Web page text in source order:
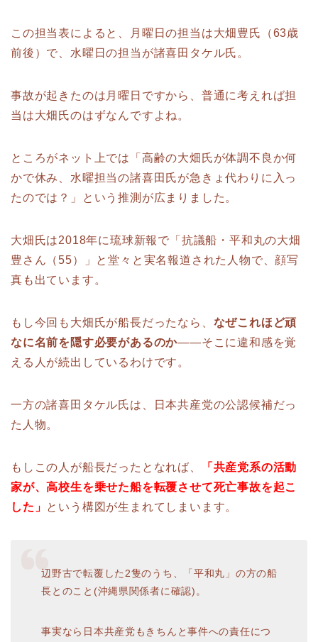
この担当表によると、月曜日の担当は大畑豊氏（63歳
前後）で、水曜日の担当が諸喜田タケル氏。
事故が起きたのは月曜日ですから、普通に考えれば担
当は大畑氏のはずなんですよね。
ところがネット上では「高齢の大畑氏が体調不良か何
かで休み、水曜担当の諸喜田氏が急きょ代わりに入っ
たのでは？」という推測が広まりました。
大畑氏は2018年に琉球新報で「抗議船・平和丸の大畑
豊さん（55）」と堂々と実名報道された人物で、顔写
真も出ています。
もし今回も大畑氏が船長だったなら、 なぜこれほど頑
なに名前を隠す必要があるのか——そこに違和感を覚
える人が続出しているわけです。
一方の諸喜田タケル氏は、日本共産党の公認候補だっ
た人物。
もしこの人が船長だったとなれば、
「共産党系の活動
家が、高校生を乗せた船を転覆させて死亡事故を起こ
した」 という構図が生まれてしまいます。
辺野古で転覆した2隻のうち、「平和丸」の方の船
長とのこと(沖縄県関係者に確認)。
事実なら日本共産党もきちんと事件への責任につ